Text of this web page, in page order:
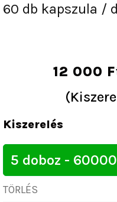
60 db kapszula /
12 000
Kiszerelés
TÖRLÉS
Alpha
Immunerősítő
mennyiség